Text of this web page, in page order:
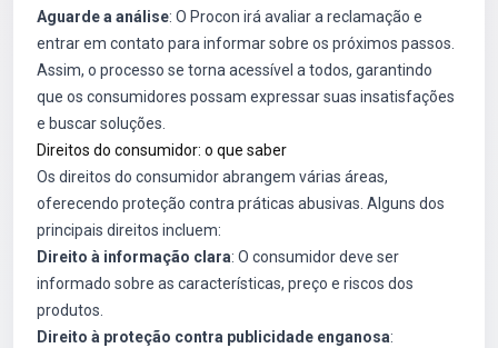
Aguarde a análise: O Procon irá avaliar a reclamação e
entrar em contato para informar sobre os próximos passos.
Assim, o processo se torna acessível a todos, garantindo
que os consumidores possam expressar suas insatisfações
e buscar soluções.
Direitos do consumidor: o que saber
Os direitos do consumidor abrangem várias áreas,
oferecendo proteção contra práticas abusivas. Alguns dos
principais direitos incluem:
Direito à informação clara: O consumidor deve ser
informado sobre as características, preço e riscos dos
produtos.
Direito à proteção contra publicidade enganosa: